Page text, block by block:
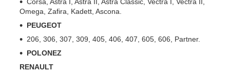
Corsa, Astra I, Astra II, Astra Classic, Vectra I, Vectra II,
Omega, Zafira, Kadett, Ascona.
PEUGEOT
206, 306, 307, 309, 405, 406, 407, 605, 606, Partner.
POLONEZ
RENAULT